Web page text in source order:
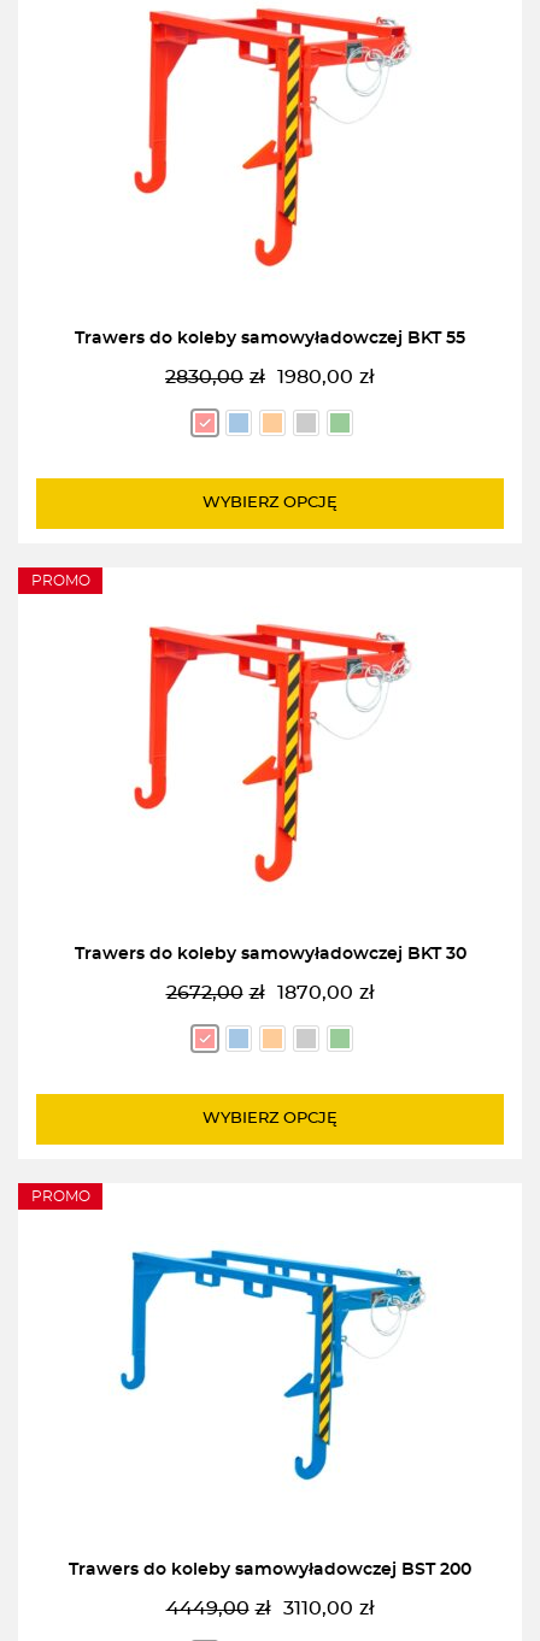
Trawers do koleby samowyładowczej BKT 55
2830,00 zł
Pierwotna
cena
wynosiła:
1980,00 zł
Aktualna
cena
wynosi:
WYBIERZ OPCJĘ
PROMO
Trawers do koleby samowyładowczej BKT 30
2672,00 zł
Pierwotna
cena
wynosiła:
1870,00 zł
Aktualna
cena
wynosi:
WYBIERZ OPCJĘ
PROMO
Trawers do koleby samowyładowczej BST 200
4449,00 zł
Pierwotna
3110,00 zł
Aktualna